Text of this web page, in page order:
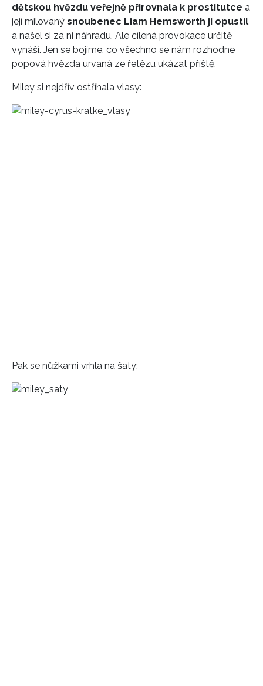
dětskou hvězdu veřejně přirovnala k prostitutce a
její milovaný snoubenec Liam Hemsworth ji opustil
a našel si za ni náhradu. Ale cílená provokace určitě
vynáší. Jen se bojíme, co všechno se nám rozhodne
popová hvězda urvaná ze řetězu ukázat příště.
Miley si nejdřív ostříhala vlasy:
Pak se nůžkami vrhla na šaty: